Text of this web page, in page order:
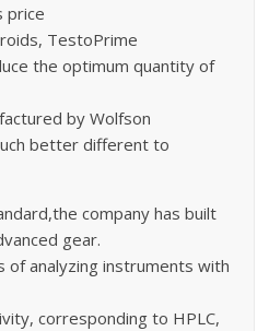
price
TestoPrime
the optimum quantity of
by Wolfson
better different to
company has built
gear.
of analyzing instruments with
corresponding to HPLC,